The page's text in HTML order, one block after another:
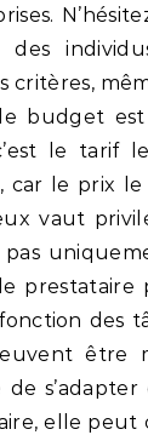
budget
le tarif
le prix le
vaut
pas
des
être
de
elle